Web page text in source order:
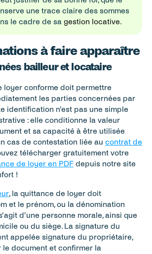
une trace claire des sommes
le cadre de sa gestion locative.
à faire apparaître
bailleur et locataire
loyer conforme doit permettre
les parties concernées par
identification n’est pas une simple
: elle conditionne la valeur
et sa capacité à être utilisée
cas de contestation liée au contrat de
de loyer en PDF depuis notre site
!
, la quittance de loyer doit
et le prénom, ou la dénomination
d’une personne morale, ainsi que
ou du siège. La signature du
appelée signature du propriétaire,
document et confirmer la